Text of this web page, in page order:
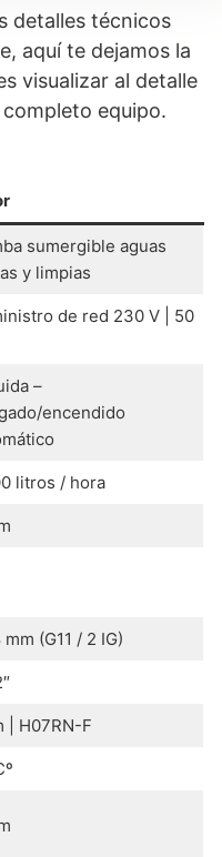
detalles técnicos
aquí te dejamos la
visualizar al detalle
equipo.
sumergible aguas
y limpias
de red 230 V | 50
–
encendido
litros / hora
mm (G11 / 2 IG)
| H07RN-F